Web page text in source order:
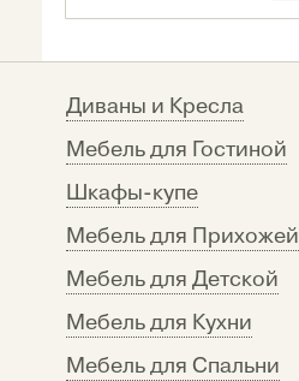
Диваны и Кресла
Мебель для Гостиной
Шкафы-купе
Мебель для Прихожей
Мебель для Детской
Мебель для Кухни
Мебель для Спальни